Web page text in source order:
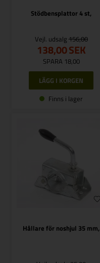
Stödbensplattor 4 st,
Vejl. udsalg 156,00
138,00SEK
SPARA 18,00
Finns i lager
Hållare för noshjul 35 mm,